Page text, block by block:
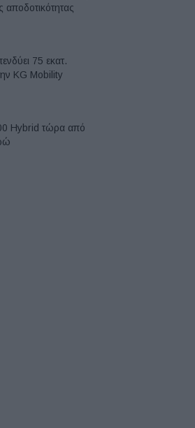
αποδοτικότητας
75 εκατ.
KG Mobility
Hybrid τώρα από